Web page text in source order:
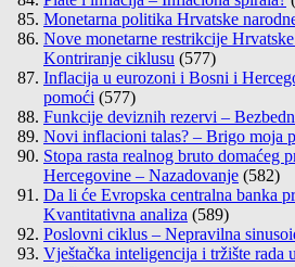
Monetarna politika Hrvatske
Nove monetarne restrikcije
Kontriranje ciklusu (577)
Inflacija u eurozoni i Bosni i
pomoći (577)
Funkcije deviznih rezervi –
Novi inflacioni talas? – Brigo moja
Stopa rasta realnog bruto domaćeg
Hercegovine – Nazadovanje (582)
Da li će Evropska centralna banka
Kvantitativna analiza (589)
Poslovni ciklus – Nepravilna
Vještačka inteligencija i tržište rada